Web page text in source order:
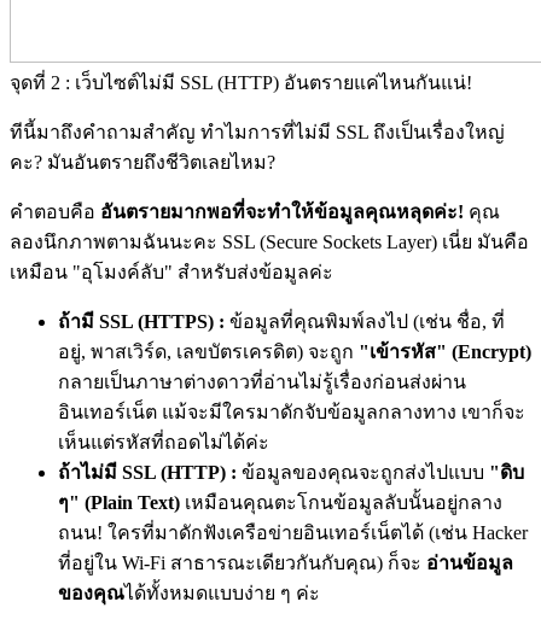
จุดที่ 2 : เว็บไซต์ไม่มี SSL (HTTP) อันตรายแค่ไหนกันแน่!
ทีนี้มาถึงคำถามสำคัญ ทำไมการที่ไม่มี SSL ถึงเป็นเรื่องใหญ่
คะ? มันอันตรายถึงชีวิตเลยไหม?
คำตอบคือ อันตรายมากพอที่จะทำให้ข้อมูลคุณหลุดค่ะ! คุณ
ลองนึกภาพตามฉันนะคะ SSL (Secure Sockets Layer) เนี่ย มันคือ
เหมือน "อุโมงค์ลับ" สำหรับส่งข้อมูลค่ะ
ถ้ามี SSL (HTTPS) : ข้อมูลที่คุณพิมพ์ลงไป (เช่น ชื่อ, ที่
อยู่, พาสเวิร์ด, เลขบัตรเครดิต) จะถูก "เข้ารหัส" (Encrypt)
กลายเป็นภาษาต่างดาวที่อ่านไม่รู้เรื่องก่อนส่งผ่าน
อินเทอร์เน็ต แม้จะมีใครมาดักจับข้อมูลกลางทาง เขาก็จะ
เห็นแต่รหัสที่ถอดไม่ได้ค่ะ
ถ้าไม่มี SSL (HTTP) : ข้อมูลของคุณจะถูกส่งไปแบบ "ดิบ
ๆ" (Plain Text) เหมือนคุณตะโกนข้อมูลลับนั้นอยู่กลาง
ถนน! ใครที่มาดักฟังเครือข่ายอินเทอร์เน็ตได้ (เช่น Hacker
ที่อยู่ใน Wi-Fi สาธารณะเดียวกันกับคุณ) ก็จะ อ่านข้อมูล
ของคุณได้ทั้งหมดแบบง่าย ๆ ค่ะ